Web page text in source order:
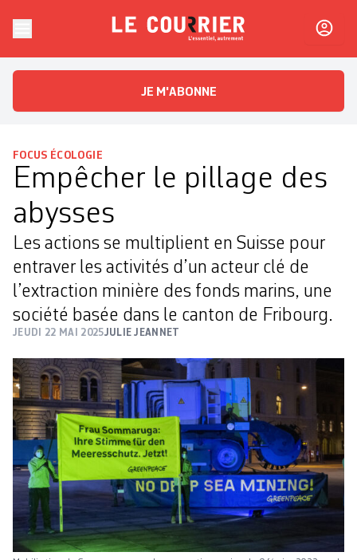
Le CourrierL'essentiel, autrement
JE M'ABONNE
FOCUS ÉCOLOGIE
Empêcher le pillage des
abysses
Les actions se multiplient en Suisse pour
entraver les activités d’un acteur clé de
l’extraction minière des fonds marins, une
société basée dans le canton de Fribourg.
JEUDI 22 MAI 2025JULIE JEANNET